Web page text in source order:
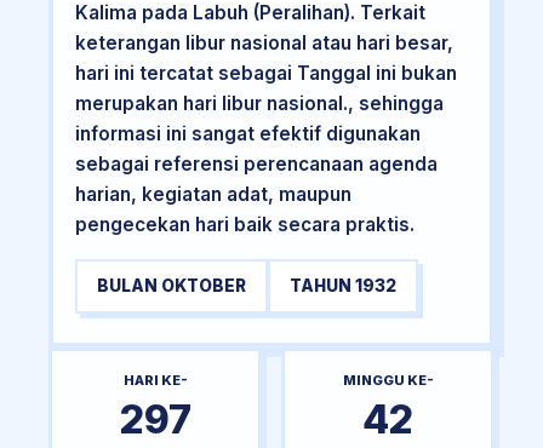
Kalima pada Labuh (Peralihan). Terkait
keterangan libur nasional atau hari besar,
hari ini tercatat sebagai Tanggal ini bukan
merupakan hari libur nasional., sehingga
informasi ini sangat efektif digunakan
sebagai referensi perencanaan agenda
harian, kegiatan adat, maupun
pengecekan hari baik secara praktis.
BULAN OKTOBER TAHUN 1932
HARI KE-
297
MINGGU KE-
42